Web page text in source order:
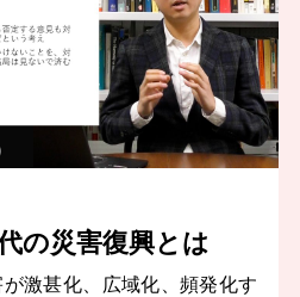
の災害復興とは
激甚化、広域化、頻発化す